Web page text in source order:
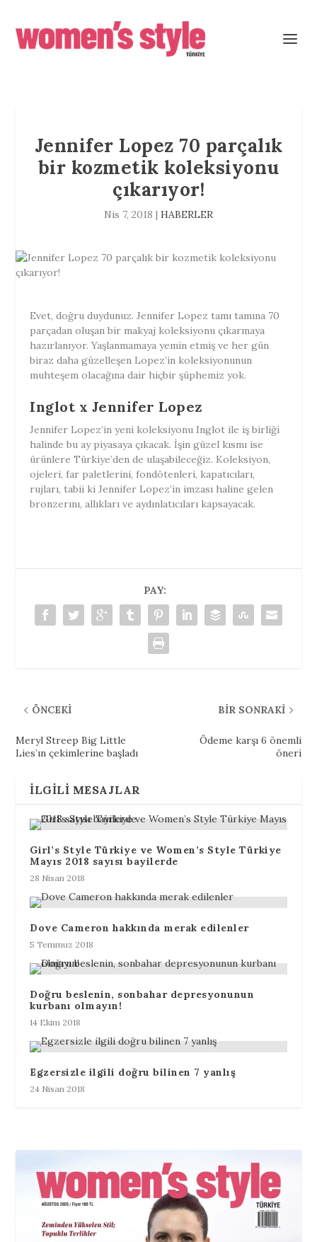
Jennifer Lopez 70 parçalık
bir kozmetik koleksiyonu
çıkarıyor!
Nis 7, 2018 | HABERLER
Evet, doğru duydunuz. Jennifer Lopez tamı tamına 70
parçadan oluşan bir makyaj koleksiyonu çıkarmaya
hazırlanıyor. Yaşlanmamaya yemin etmiş ve her gün
biraz daha güzelleşen Lopez’in koleksiyonunun
muhteşem olacağına dair hiçbir şüphemiz yok.
Inglot x Jennifer Lopez
Jennifer Lopez’in yeni koleksiyonu Inglot ile iş birliği
halinde bu ay piyasaya çıkacak. İşin güzel kısmı ise
ürünlere Türkiye’den de ulaşabileceğiz. Koleksiyon,
ojeleri, far paletlerini, fondötenleri, kapatıcıları,
rujları, tabii ki Jennifer Lopez’in imzası haline gelen
bronzerını, allıkları ve aydınlatıcıları kapsayacak.
PAY:
ÖNCEKI
Meryl Streep Big Little
Lies’ın çekimlerine başladı
BIR SONRAKI
Ödeme karşı 6 önemli
öneri
İLGILI MESAJLAR
Girl’s Style Türkiye ve Women’s Style Türkiye
Mayıs 2018 sayısı bayilerde
28 Nisan 2018
Dove Cameron hakkında merak edilenler
5 Temmuz 2018
Doğru beslenin, sonbahar depresyonunun
kurbanı olmayın!
14 Ekim 2018
Egzersizle ilgili doğru bilinen 7 yanlış
24 Nisan 2018